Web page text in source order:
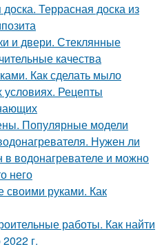
Террасная доска из
и двери. Стеклянные
качества
Как сделать мыло
Рецепты
Популярные модели
Нужен ли
в водонагревателе и можно
него
своими руками. Как
работы. Как найти
2022 г.